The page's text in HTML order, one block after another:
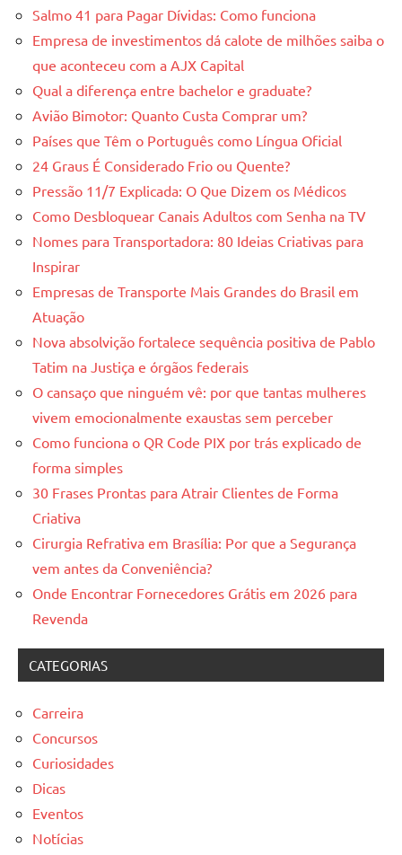
Salmo 41 para Pagar Dívidas: Como funciona
Empresa de investimentos dá calote de milhões saiba o
que aconteceu com a AJX Capital
Qual a diferença entre bachelor e graduate?
Avião Bimotor: Quanto Custa Comprar um?
Países que Têm o Português como Língua Oficial
24 Graus É Considerado Frio ou Quente?
Pressão 11/7 Explicada: O Que Dizem os Médicos
Como Desbloquear Canais Adultos com Senha na TV
Nomes para Transportadora: 80 Ideias Criativas para
Inspirar
Empresas de Transporte Mais Grandes do Brasil em
Atuação
Nova absolvição fortalece sequência positiva de Pablo
Tatim na Justiça e órgãos federais
O cansaço que ninguém vê: por que tantas mulheres
vivem emocionalmente exaustas sem perceber
Como funciona o QR Code PIX por trás explicado de
forma simples
30 Frases Prontas para Atrair Clientes de Forma
Criativa
Cirurgia Refrativa em Brasília: Por que a Segurança
vem antes da Conveniência?
Onde Encontrar Fornecedores Grátis em 2026 para
Revenda
CATEGORIAS
Carreira
Concursos
Curiosidades
Dicas
Eventos
Notícias